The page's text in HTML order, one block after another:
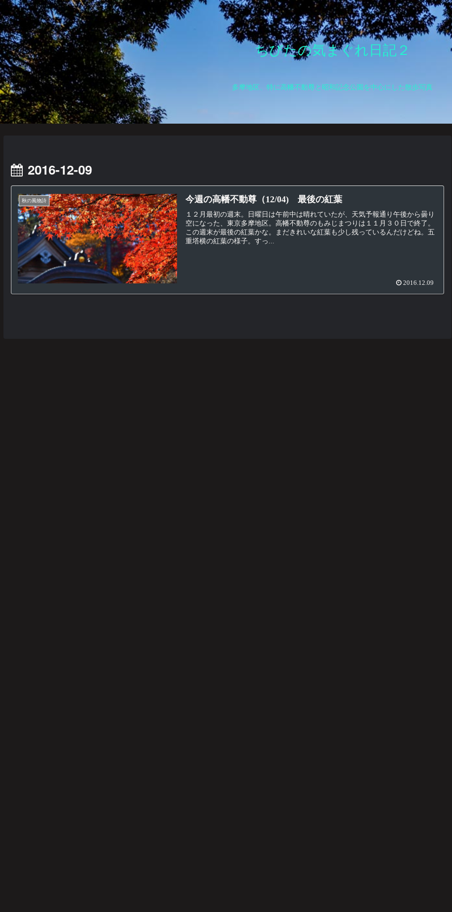
ちびたの気まぐれ日記２
多摩地区、特に高幡不動尊と昭和記念公園を中心にした散歩写真
2016-12-09
秋の風物詩 今週の高幡不動尊（12/04) 最後の紅葉
１２月最初の週末。日曜日は午前中は晴れていたが、天気予報通り午後から曇り
空になった、東京多摩地区。高幡不動尊のもみじまつりは１１月３０日で終了。
この週末が最後の紅葉かな。まだきれいな紅葉も少し残っているんだけどね。五
重塔横の紅葉の様子。すっ...
2016.12.09